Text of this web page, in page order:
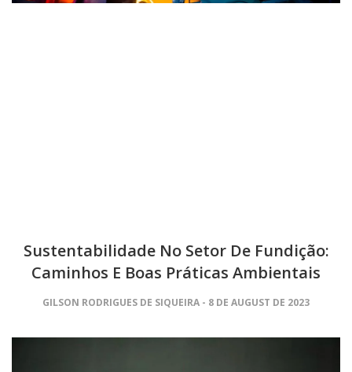
Sustentabilidade No Setor De Fundição:
Caminhos E Boas Práticas Ambientais
GILSON RODRIGUES DE SIQUEIRA 8 DE AUGUST DE 2023